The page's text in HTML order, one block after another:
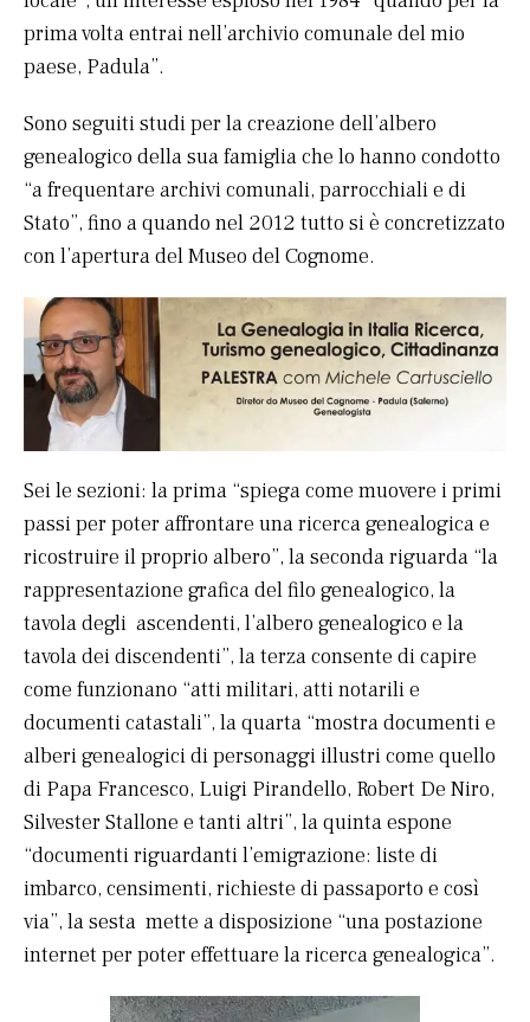
prima volta entrai nell’archivio comunale del mio
paese, Padula”.
Sono seguiti studi per la creazione dell’albero
genealogico della sua famiglia che lo hanno condotto
“a frequentare archivi comunali, parrocchiali e di
Stato”, fino a quando nel 2012 tutto si è concretizzato
con l’apertura del Museo del Cognome.
Sei le sezioni: la prima “spiega come muovere i primi
passi per poter affrontare una ricerca genealogica e
ricostruire il proprio albero”, la seconda riguarda “la
rappresentazione grafica del filo genealogico, la
tavola degli ascendenti, l’albero genealogico e la
tavola dei discendenti”, la terza consente di capire
come funzionano “atti militari, atti notarili e
documenti catastali”, la quarta “mostra documenti e
alberi genealogici di personaggi illustri come quello
di Papa Francesco, Luigi Pirandello, Robert De Niro,
Silvester Stallone e tanti altri”, la quinta espone
“documenti riguardanti l’emigrazione: liste di
imbarco, censimenti, richieste di passaporto e così
via”, la sesta mette a disposizione “una postazione
internet per poter effettuare la ricerca genealogica”.